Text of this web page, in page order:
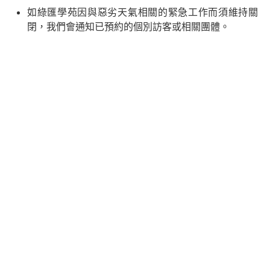
如綠匯學苑因與惡劣天氣相關的緊急工作而須維持關
閉，我們會通知已預約的個別訪客或相關團體。